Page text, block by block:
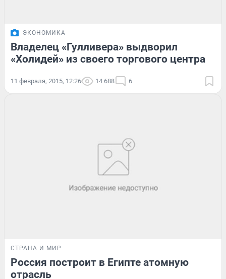
ЭКОНОМИКА
Владелец «Гулливера» выдворил
«Холидей» из своего торгового центра
11 февраля, 2015, 12:26 14 688 6
СТРАНА И МИР
Россия построит в Египте атомную
отрасль